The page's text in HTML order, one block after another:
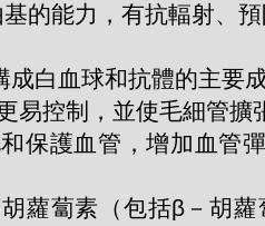
的能力，有抗輻射、
成白血球和抗體的主要
易控制，並使毛細管擴
保護血管，增加血管
蘿蔔素（包括β－胡